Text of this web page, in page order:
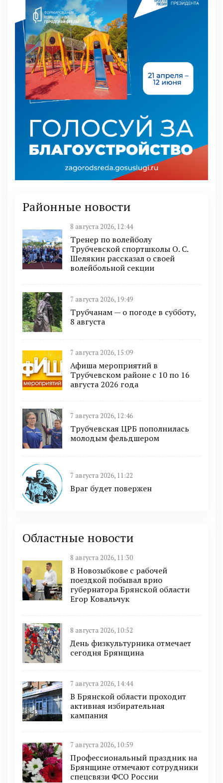
Районные новости
8 августа 2026, 12:44
Тренер по волейболу
Трубчевской спортшколы О. С.
Шелякин рассказал о своей
волейбольной секции
7 августа 2026, 19:49
Трубчанам — о погоде в субботу,
8 августа
7 августа 2026, 15:09
Афиша мероприятий в
Трубчевском районе с 10 по 16
августа 2026 года
7 августа 2026, 12:46
Трубчевская ЦРБ пополнилась
молодым фельдшером
7 августа 2026, 11:22
Враг будет повержен
Областные новости
8 августа 2026, 11:30
В Новозыбкове с рабочей
поездкой побывал врио
губернатора Брянской области
Егор Ковальчук
8 августа 2026, 10:52
День физкультурника отмечает
сегодня Брянщина
7 августа 2026, 14:44
В Брянской области проходит
активная избирательная
кампания
7 августа 2026, 10:59
Профессиональный праздник на
Брянщине отмечают сотрудники
спецсвязи ФСО России